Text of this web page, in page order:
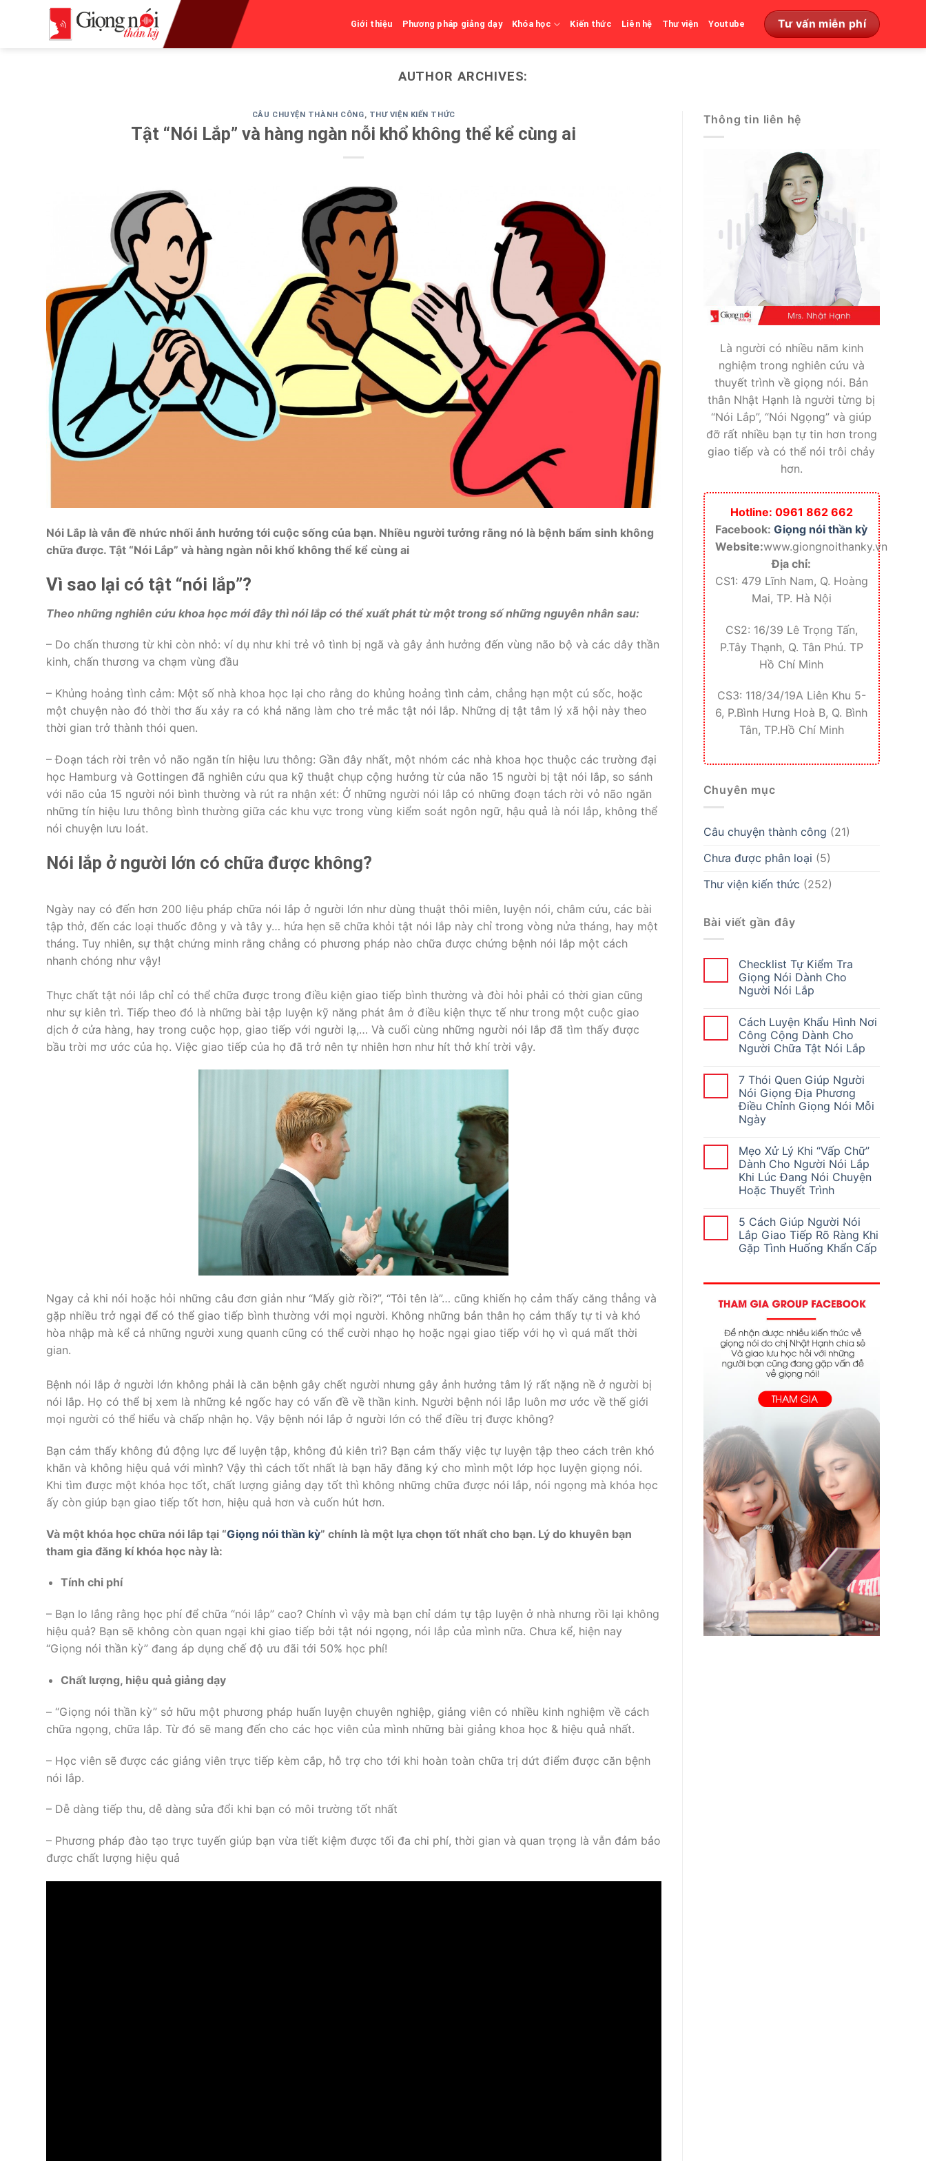
Giới thiệu Phương pháp giảng dạy Khóa học Kiến thức Liên hệ Thư viện Youtube Tư vấn miễn phí
AUTHOR ARCHIVES:
CÂU CHUYỆN THÀNH CÔNG, THƯ VIỆN KIẾN THỨC
Tật “Nói Lắp” và hàng ngàn nỗi khổ không thể kể cùng ai
Nói Lắp là vẫn đề nhức nhối ảnh hưởng tới cuộc sống của bạn. Nhiều người tưởng rằng nó là bệnh bẩm sinh không
chữa được. Tật “Nói Lắp” và hàng ngàn nỗi khổ không thể kể cùng ai
Vì sao lại có tật “nói lắp”?
Theo những nghiên cứu khoa học mới đây thì nói lắp có thể xuất phát từ một trong số những nguyên nhân sau:
– Do chấn thương từ khi còn nhỏ: ví dụ như khi trẻ vô tình bị ngã và gây ảnh hưởng đến vùng não bộ và các dây thần
kinh, chấn thương va chạm vùng đầu
– Khủng hoảng tình cảm: Một số nhà khoa học lại cho rằng do khủng hoảng tình cảm, chẳng hạn một cú sốc, hoặc
một chuyện nào đó thời thơ ấu xảy ra có khả năng làm cho trẻ mắc tật nói lắp. Những dị tật tâm lý xã hội này theo
thời gian trở thành thói quen.
– Đoạn tách rời trên vỏ não ngăn tín hiệu lưu thông: Gần đây nhất, một nhóm các nhà khoa học thuộc các trường đại
học Hamburg và Gottingen đã nghiên cứu qua kỹ thuật chụp cộng hưởng từ của não 15 người bị tật nói lắp, so sánh
với não của 15 người nói bình thường và rút ra nhận xét: Ở những người nói lắp có những đoạn tách rời vỏ não ngăn
những tín hiệu lưu thông bình thường giữa các khu vực trong vùng kiểm soát ngôn ngữ, hậu quả là nói lắp, không thể
nói chuyện lưu loát.
Nói lắp ở người lớn có chữa được không?
Ngày nay có đến hơn 200 liệu pháp chữa nói lắp ở người lớn như dùng thuật thôi miên, luyện nói, châm cứu, các bài
tập thở, đến các loại thuốc đông y và tây y… hứa hẹn sẽ chữa khỏi tật nói lắp này chỉ trong vòng nửa tháng, hay một
tháng. Tuy nhiên, sự thật chứng minh rằng chẳng có phương pháp nào chữa được chứng bệnh nói lắp một cách
nhanh chóng như vậy!
Thực chất tật nói lắp chỉ có thể chữa được trong điều kiện giao tiếp bình thường và đòi hỏi phải có thời gian cũng
như sự kiên trì. Tiếp theo đó là những bài tập luyện kỹ năng phát âm ở điều kiện thực tế như trong một cuộc giao
dịch ở cửa hàng, hay trong cuộc họp, giao tiếp với người lạ,… Và cuối cùng những người nói lắp đã tìm thấy được
bầu trời mơ ước của họ. Việc giao tiếp của họ đã trở nên tự nhiên hơn như hít thở khí trời vậy.
Ngay cả khi nói hoặc hỏi những câu đơn giản như “Mấy giờ rồi?”, “Tôi tên là”… cũng khiến họ cảm thấy căng thẳng và
gặp nhiều trở ngại để có thể giao tiếp bình thường với mọi người. Không những bản thân họ cảm thấy tự ti và khó
hòa nhập mà kể cả những người xung quanh cũng có thể cười nhạo họ hoặc ngại giao tiếp với họ vì quá mất thời
gian.
Bệnh nói lắp ở người lớn không phải là căn bệnh gây chết người nhưng gây ảnh hưởng tâm lý rất nặng nề ở người bị
nói lắp. Họ có thể bị xem là những kẻ ngốc hay có vấn đề về thần kinh. Người bệnh nói lắp luôn mơ ước về thế giới
mọi người có thể hiểu và chấp nhận họ. Vậy bệnh nói lắp ở người lớn có thể điều trị được không?
Bạn cảm thấy không đủ động lực để luyện tập, không đủ kiên trì? Bạn cảm thấy việc tự luyện tập theo cách trên khó
khăn và không hiệu quả với mình? Vậy thì cách tốt nhất là bạn hãy đăng ký cho mình một lớp học luyện giọng nói.
Khi tìm được một khóa học tốt, chất lượng giảng dạy tốt thì không những chữa được nói lắp, nói ngọng mà khóa học
ấy còn giúp bạn giao tiếp tốt hơn, hiệu quả hơn và cuốn hút hơn.
Và một khóa học chữa nói lắp tại “Giọng nói thần kỳ” chính là một lựa chọn tốt nhất cho bạn. Lý do khuyên bạn
tham gia đăng kí khóa học này là:
Tính chi phí
– Bạn lo lắng rằng học phí để chữa “nói lắp” cao? Chính vì vậy mà bạn chỉ dám tự tập luyện ở nhà nhưng rồi lại không
hiệu quả? Bạn sẽ không còn quan ngại khi giao tiếp bởi tật nói ngọng, nói lắp của mình nữa. Chưa kể, hiện nay
“Giọng nói thần kỳ” đang áp dụng chế độ ưu đãi tới 50% học phí!
Chất lượng, hiệu quả giảng dạy
– “Giọng nói thần kỳ” sở hữu một phương pháp huấn luyện chuyên nghiệp, giảng viên có nhiều kinh nghiệm về cách
chữa ngọng, chữa lắp. Từ đó sẽ mang đến cho các học viên của mình những bài giảng khoa học & hiệu quả nhất.
– Học viên sẽ được các giảng viên trực tiếp kèm cắp, hỗ trợ cho tới khi hoàn toàn chữa trị dứt điểm được căn bệnh
nói lắp.
– Dễ dàng tiếp thu, dễ dàng sửa đổi khi bạn có môi trường tốt nhất
– Phương pháp đào tạo trực tuyến giúp bạn vừa tiết kiệm được tối đa chi phí, thời gian và quan trọng là vẫn đảm bảo
được chất lượng hiệu quả
Thông tin liên hệ
Là người có nhiều năm kinh
nghiệm trong nghiên cứu và
thuyết trình về giọng nói. Bản
thân Nhật Hạnh là người từng bị
“Nói Lắp”, “Nói Ngọng” và giúp
đỡ rất nhiều bạn tự tin hơn trong
giao tiếp và có thể nói trôi chảy
hơn.
Hotline: 0961 862 662
Facebook:Giọng nói thần kỳ
Website:www.giongnoithanky.vn
Địa chỉ:
CS1: 479 Lĩnh Nam, Q. Hoàng
Mai, TP. Hà Nội
CS2: 16/39 Lê Trọng Tấn,
P.Tây Thạnh, Q. Tân Phú. TP
Hồ Chí Minh
CS3: 118/34/19A Liên Khu 5-
6, P.Bình Hưng Hoà B, Q. Bình
Tân, TP.Hồ Chí Minh
Chuyên mục
Câu chuyện thành công (21)
Chưa được phân loại (5)
Thư viện kiến thức (252)
Bài viết gần đây
Checklist Tự Kiểm Tra
Giọng Nói Dành Cho
Người Nói Lắp
Cách Luyện Khẩu Hình Nơi
Công Cộng Dành Cho
Người Chữa Tật Nói Lắp
7 Thói Quen Giúp Người
Nói Giọng Địa Phương
Điều Chỉnh Giọng Nói Mỗi
Ngày
Mẹo Xử Lý Khi “Vấp Chữ”
Dành Cho Người Nói Lắp
Khi Lúc Đang Nói Chuyện
Hoặc Thuyết Trình
5 Cách Giúp Người Nói
Lắp Giao Tiếp Rõ Ràng Khi
Gặp Tình Huống Khẩn Cấp